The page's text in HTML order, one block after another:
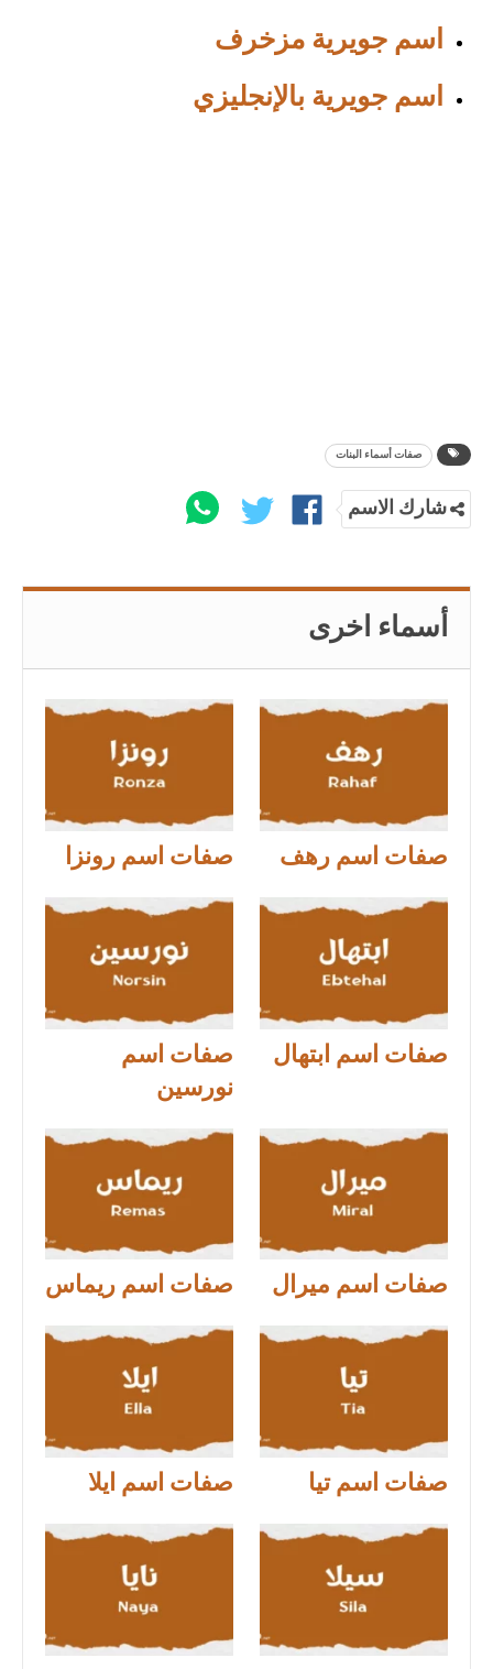
اسم جويرية مزخرف
اسم جويرية بالإنجليزي
صفات أسماء البنات
شارك الاسم
أسماء اخرى
صفات اسم رهف صفات اسم رونزا
صفات اسم ابتهال
صفات اسم
نورسين
صفات اسم ميرال صفات اسم ريماس
صفات اسم تيا صفات اسم ايلا